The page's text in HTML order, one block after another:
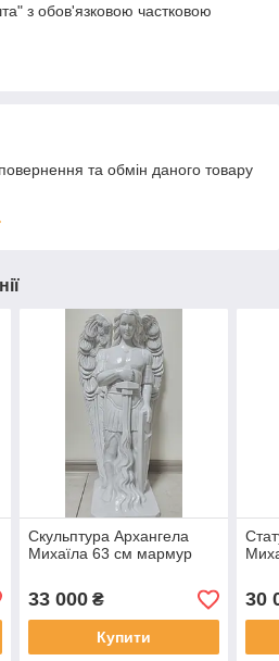
з обов'язковою частковою
та обмін даного товару
Скульптура Архангела
Михаїла 63 см мармур
33 000₴
Купити
30